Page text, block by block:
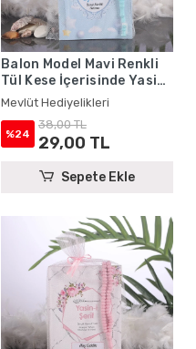
Balon Model Mavi Renkli
Tül Kese İçerisinde Yasin
Kitabı ve Tesbih - Mevlüt
Hediyelikleri
Mevlüt Hediyelikleri
%24
38,00 TL
29,00 TL
Sepete Ekle